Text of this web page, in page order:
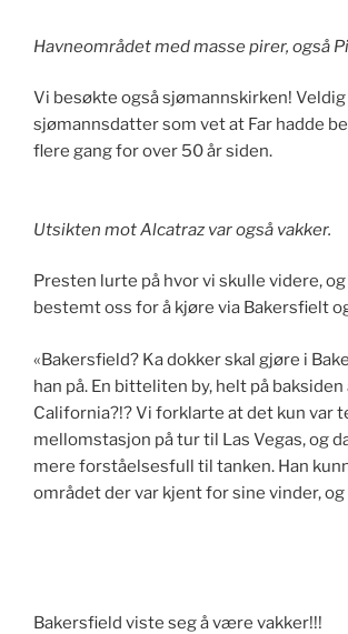
Havneområdet med masse pirer, også
Vi besøkte også sjømannskirken!
sjømannsdatter som vet at Far hadde
flere gang for over 50 år siden.
Utsikten mot Alcatraz var også vakker.
Presten lurte på hvor vi skulle videre, og
bestemt oss for å kjøre via Bakersfielt
«Bakersfield? Ka dokker skal gjøre i
han på. En bitteliten by, helt på baksiden
California?!? Vi forklarte at det kun var
mellomstasjon på tur til Las Vegas, og
mere forståelsesfull til tanken. Han
området der var kjent for sine vinder,
Bakersfield viste seg å være vakker!!!